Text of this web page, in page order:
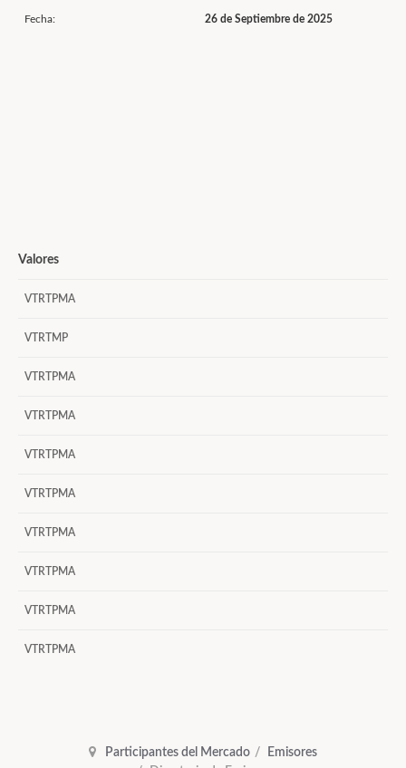
Fecha: 26 de Septiembre de 2025
Valores
VTRTPMA
VTRTMP
VTRTPMA
VTRTPMA
VTRTPMA
VTRTPMA
VTRTPMA
VTRTPMA
VTRTPMA
VTRTPMA
Participantes del Mercado
Emisores